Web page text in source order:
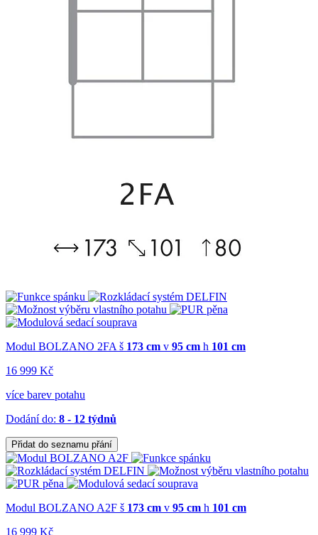
Modul BOLZANO 2FA š 173 cm v 95 cm h 101 cm
16 999 Kč
více barev potahu
Dodání do: 8 - 12 týdnů
Přidat do seznamu přání
Modul BOLZANO A2F š 173 cm v 95 cm h 101 cm
16 999 Kč